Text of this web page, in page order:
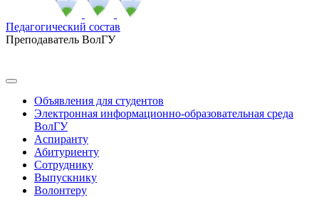
Педагогический состав
Преподаватель ВолГУ
Объявления для студентов
Электронная информационно-образовательная среда
ВолГУ
Аспиранту
Абитуриенту
Сотруднику
Выпускнику
Волонтеру